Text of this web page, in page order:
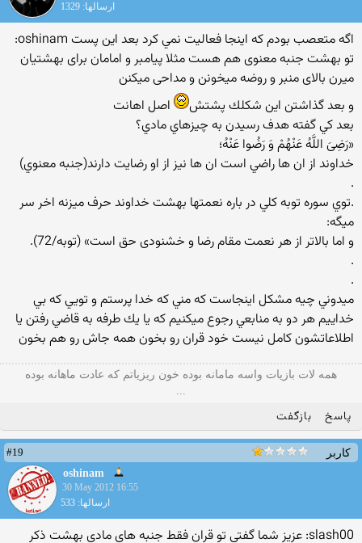
ارسالها: 1329
اگه متعصب بودم كه اينجا فعاليت نمي كرد بعد اين پست oshinam:
تو بهشت جنبه معنوی هم هست مثلا پیامبر و امامان برای بهشتیان
میرن بالای منبر و روضه میخونن و مداحی میکنن
و بعد گذاشتن اين شكلك پشتش
اصل اهانت
بعد كي گفته هدف رسيدن به چيزهاي مادي؟
«رَضِیَ اللَّهُ عَنْهُمْ وَ رَضُوا عَنْهُ؛
خداوند از ان ها راضي است ان ها نيز از او رضايت دارند(جنبه معنوي)
.
.توي سوره توبه كلي در باره نعمتها بهشت خداوند حرف ميزنه اخر سر
ميگه:
و اما بالاتر از هر نعمت مقام رضا و خشنودی حق است» (توبه/72).
.
.
ميدوني چيه مشكل اينجاست كه مني كه خدا پرستم و تويي كه بي
خداييم هر دو به منابعي رجوع ميكنيم كه يا يك طرفه به قاضي رفتن يا
اطلاعاتشون كامل نيست خود قران رو بخون همه جاش رو هم بخون
همه لات بازیات واسه مامانه بوده خون ریزیاتم که عادت ماهانه بوده
...
پاسخ بازگفت
کاربر
#19
oshinam
30 May 2012 16:55
ارسالها: 533
slash00: عزيز شما گفتي تو قران فقط جنبه هاي مادي بهشت ذكر